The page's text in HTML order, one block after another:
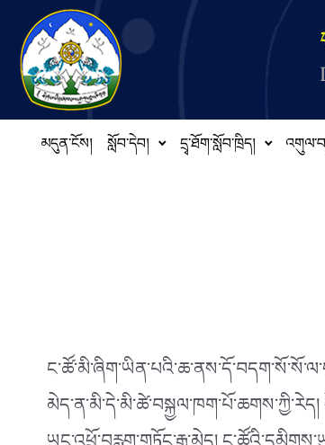
Skip to main content
མདུན་ངོས། སློབ་དེབ། དྲྭ་ཐོག་སློབ་ཁྲིད།